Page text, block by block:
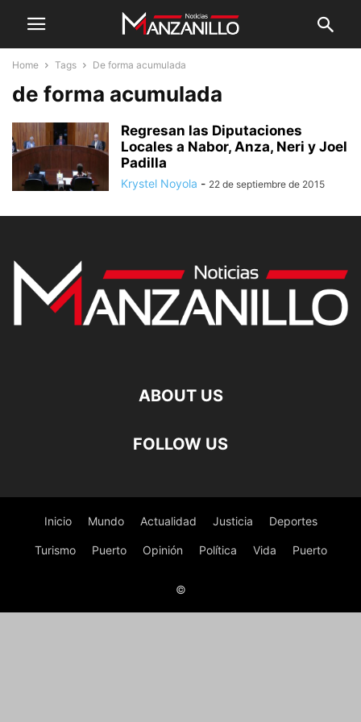
Home Tags De forma acumulada
de forma acumulada
Regresan las Diputaciones
Locales a Nabor, Anza, Neri y Joel
Padilla
Krystel Noyola - 22 de septiembre de 2015
ABOUT US
FOLLOW US
Inicio Mundo Actualidad Justicia Deportes
Turismo Puerto Opinión Política Vida Puerto
©